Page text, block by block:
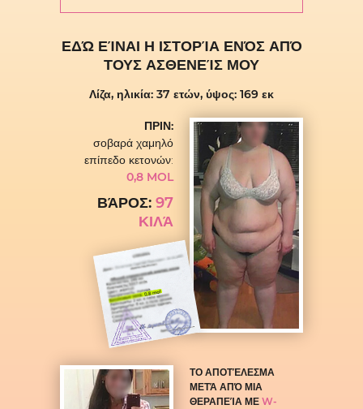
ΕΔΏ ΕΊΝΑΙ Η ΙΣΤΟΡΊΑ ΕΝΌΣ ΑΠΌ
ΤΟΥΣ ΑΣΘΕΝΕΊΣ ΜΟΥ
Λίζα, ηλικία: 37 ετών, ύψος: 169 εκ
ΠΡΙΝ:
σοβαρά χαμηλό
επίπεδο κετονών:
0,8 MOL
ΒΆΡΟΣ: 97
ΚΙΛΆ
ΤΟ ΑΠΟΤΈΛΕΣΜΑ
ΜΕΤΆ ΑΠΌ ΜΙΑ
ΘΕΡΑΠΕΊΑ ΜΕ W-